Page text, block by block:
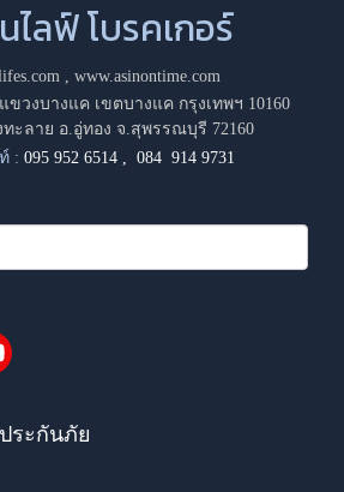
ไลฟ์ โบรคเกอร์
, www.asinontime.com
ขวงบางแค เขตบางแค กรุงเทพฯ 10160
ทะลาย อ.อู่ทอง จ.สุพรรณบุรี 72160
: 095 952 6514 ,084 914 9731
ระกันภัย